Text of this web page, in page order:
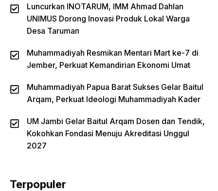
Luncurkan INOTARUM, IMM Ahmad Dahlan
UNIMUS Dorong Inovasi Produk Lokal Warga
Desa Taruman
Muhammadiyah Resmikan Mentari Mart ke-7 di
Jember, Perkuat Kemandirian Ekonomi Umat
Muhammadiyah Papua Barat Sukses Gelar Baitul
Arqam, Perkuat Ideologi Muhammadiyah Kader
UM Jambi Gelar Baitul Arqam Dosen dan Tendik,
Kokohkan Fondasi Menuju Akreditasi Unggul
2027
Terpopuler